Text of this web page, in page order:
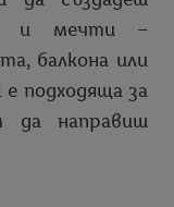
и мечти –
балкона или
подходяща за
направиш